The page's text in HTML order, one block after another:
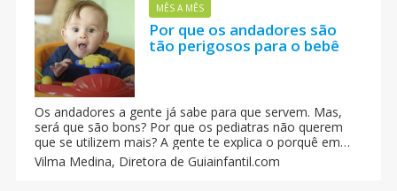
MÊS A MÊS
Por que os andadores são
tão perigosos para o bebê
Os andadores a gente já sabe para que servem. Mas,
será que são bons? Por que os pediatras não querem
que se utilizem mais? A gente te explica o porquê em
muitos hospitais de todo o mundo são promovidas
campanhas informativas contra o uso do andador para
Vilma Medina, Diretora de Guiainfantil.com